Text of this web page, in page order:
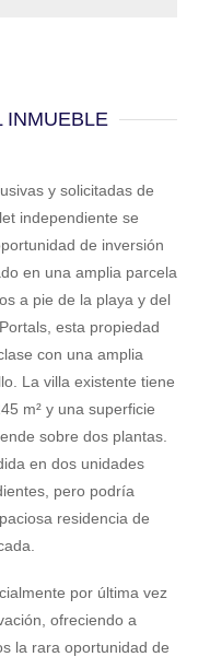
INMUEBLE
y solicitadas de
independiente se
de inversión
en una amplia parcela
a pie de la playa y del
esta propiedad
con una amplia
La villa existente tiene
m² y una superficie
sobre dos plantas.
en dos unidades
pero podría
residencia de
por última vez
ofreciendo a
la rara oportunidad de